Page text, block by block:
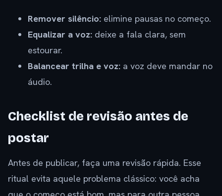
Remover silêncio: elimine pausas no começo.
Equalizar a voz: deixe a fala clara, sem
estourar.
Balancear trilha e voz: a voz deve mandar no
áudio.
Checklist de revisão antes de
postar
Antes de publicar, faça uma revisão rápida. Esse
ritual evita aquele problema clássico: você acha